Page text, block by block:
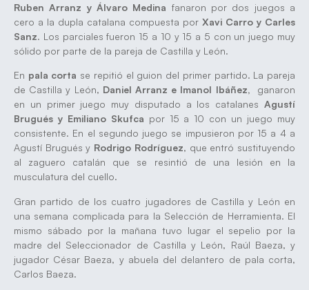
Ruben Arranz y Álvaro Medina fanaron por dos juegos a
cero a la dupla catalana compuesta por Xavi Carro y Carles
Sanz. Los parciales fueron 15 a 10 y 15 a 5 con un juego muy
sólido por parte de la pareja de Castilla y León.
En pala corta se repitió el guion del primer partido. La pareja
de Castilla y León, Daniel Arranz e Imanol Ibáñez,
ganaron
en un primer juego muy disputado a los catalanes Agustí
Brugués y Emiliano Skufca por 15 a 10 con un juego muy
consistente. En el segundo juego se impusieron por 15 a 4 a
Agustí Brugués y Rodrigo Rodríguez, que entró sustituyendo
al zaguero catalán que se resintió de una lesión en la
musculatura del cuello.
Gran partido de los cuatro jugadores de Castilla y León en
una semana complicada para la Selección de Herramienta. El
mismo sábado por la mañana tuvo lugar el sepelio por la
madre del Seleccionador de Castilla y León, Raúl Baeza, y
jugador César Baeza, y abuela del delantero de pala corta,
Carlos Baeza.